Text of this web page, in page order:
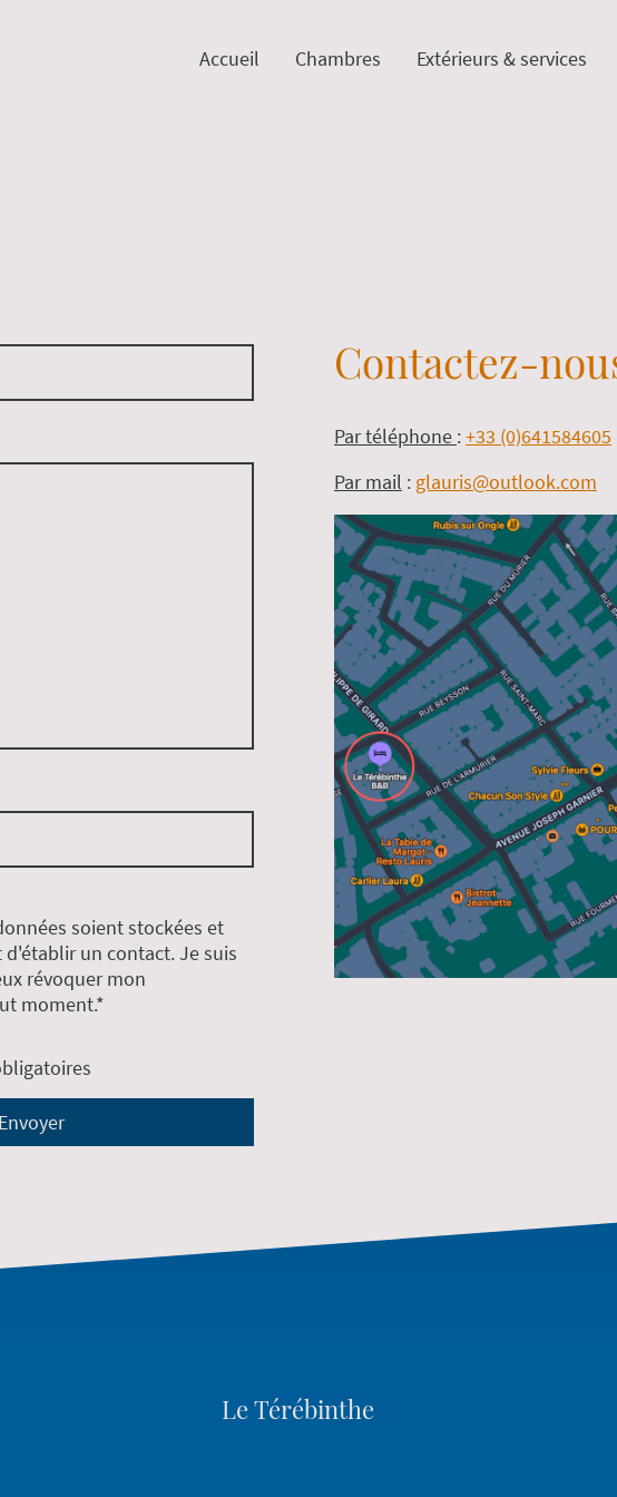
Accueil Chambres Extérieurs & services
soient stockées et
un contact. Je suis
révoquer mon
moment.*
Envoyer
Contactez-
Par téléphone :+33 (0)641584605
Par mail : glauris@outlook.com
Le Térébinthe